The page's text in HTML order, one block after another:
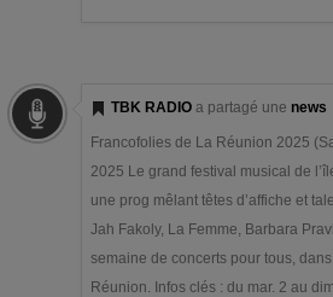
TBK RADIO a partagé une news
Francofolies de La Réunion 2025
2025 Le grand festival musical de
une prog mêlant têtes d’affiche et
Jah Fakoly, La Femme, Barbara
semaine de concerts pour tous, dans
Réunion. Infos clés : du mar. 2 au